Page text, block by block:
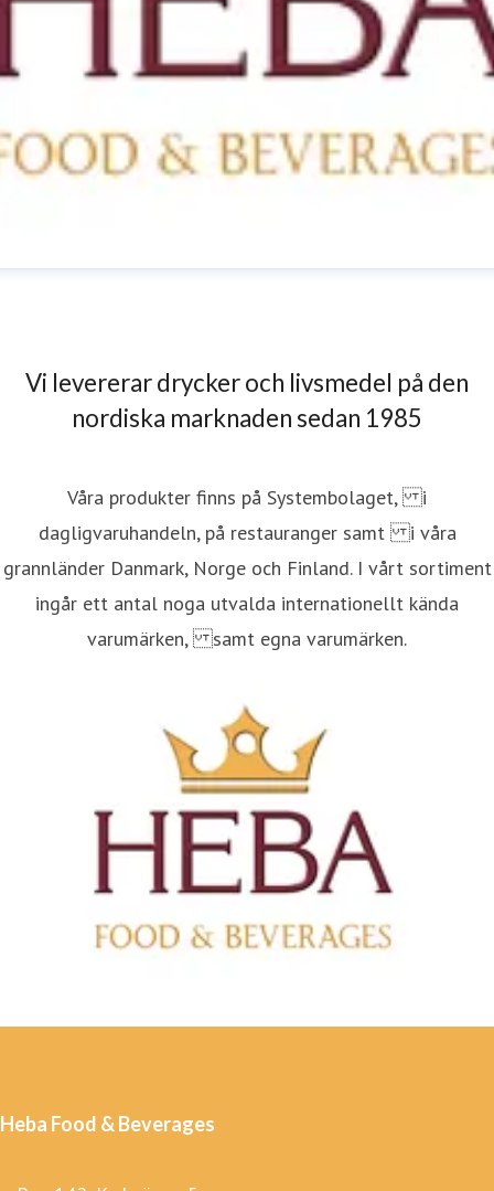
Vi levererar drycker och livsmedel på den
nordiska marknaden sedan 1985
Våra produkter finns på Systembolaget, i
dagligvaruhandeln, på restauranger samt i våra
grannländer Danmark, Norge och Finland. I vårt sortiment
ingår ett antal noga utvalda internationellt kända
varumärken, samt egna varumärken.
Heba Food & Beverages